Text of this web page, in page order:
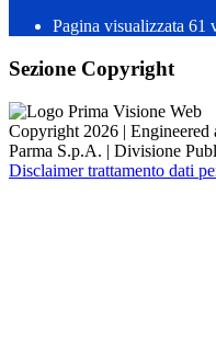
Pagina visualizzata 61
Sezione Copyright
Copyright 2026 |
Parma S.p.A. | Divisione
Disclaimer trattamento dati